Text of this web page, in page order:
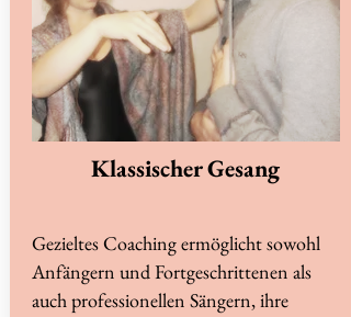
Klassischer Gesang
Gezieltes Coaching ermöglicht sowohl
Anfängern und Fortgeschrittenen als
auch professionellen Sängern, ihre